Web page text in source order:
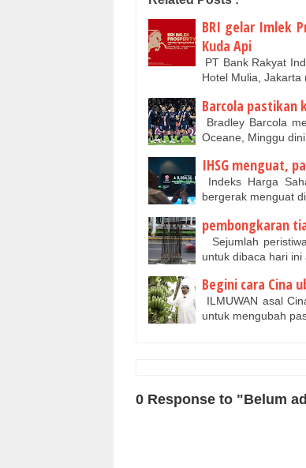
BRI gelar Imlek
Kuda Api
PT Bank Rakyat
Hotel Mulia, Jakarta
Barcola pastikan
Bradley Barcola
Oceane, Minggu
IHSG menguat,
Indeks Harga
bergerak menguat
pembongkaran
Sejumlah
untuk dibaca hari
Begini cara Cina
ILMUWAN asal
untuk mengubah
0 Response to "Belum